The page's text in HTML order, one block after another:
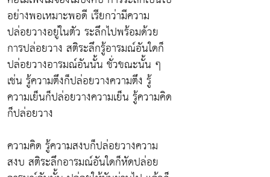
อย่างพอเหมาะพอดี เรียกว่ามีความ
ปล่อยวางอยู่ในตัว ระลึกไปพร้อมด้วย
การปล่อยวาง สติระลึกรู้อารมณ์อันใดก็
ปล่อยวางอารมณ์อันนั้น ชั่วขณะนั้น ๆ
เช่น รู้ความตึงก็ปล่อยวางความตึง รู้
ความเย็นก็ปล่อยวางความเย็น รู้ความคิด
ก็ปล่อยวาง
ความคิด รู้ความสงบก็ปล่อยวางความ
สงบ สติระลึกอารมณ์อันใดก็หัดปล่อย